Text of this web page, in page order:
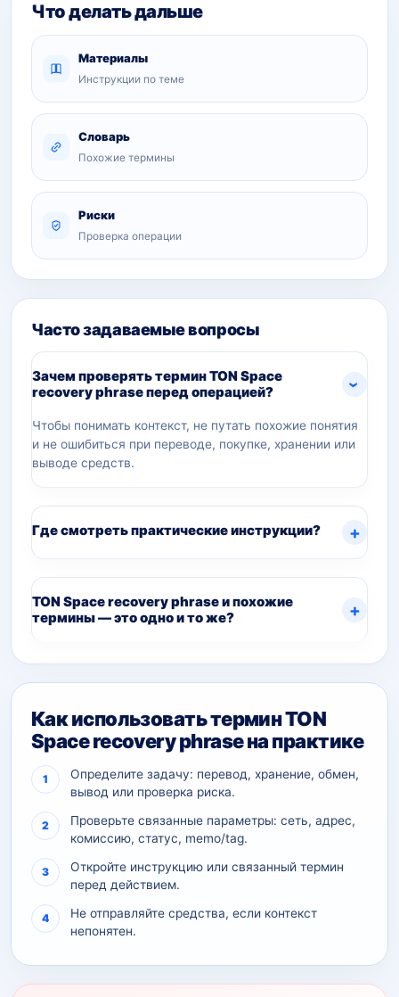
Что делать дальше
Материалы
Инструкции по теме
Словарь
Похожие термины
Риски
Проверка операции
Часто задаваемые вопросы
Зачем проверять термин TON Space
recovery phrase перед операцией?
Чтобы понимать контекст, не путать похожие понятия
и не ошибиться при переводе, покупке, хранении или
выводе средств.
Где смотреть практические инструкции?
TON Space recovery phrase и похожие
термины — это одно и то же?
Как использовать термин TON
Space recovery phrase на практике
Определите задачу: перевод, хранение, обмен,
вывод или проверка риска.
Проверьте связанные параметры: сеть, адрес,
комиссию, статус, memo/tag.
Откройте инструкцию или связанный термин
перед действием.
Не отправляйте средства, если контекст
непонятен.